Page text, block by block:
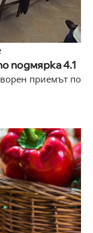
подмярка 4.1
приемът по